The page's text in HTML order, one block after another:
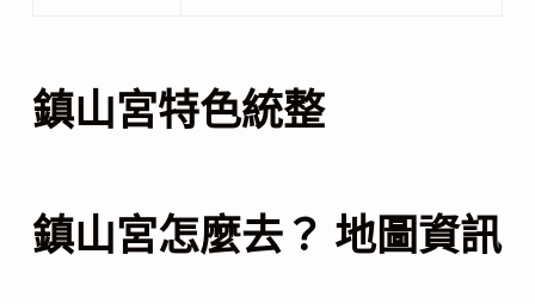
鎮山宮特色統整
鎮山宮怎麼去？ 地圖資訊